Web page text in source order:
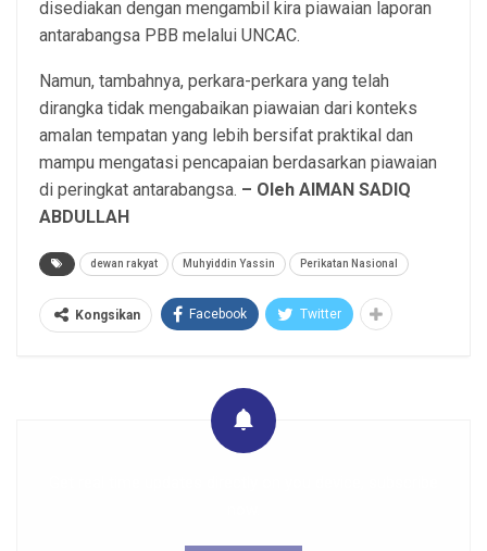
disediakan dengan mengambil kira piawaian laporan
antarabangsa PBB melalui UNCAC.
Namun, tambahnya, perkara-perkara yang telah
dirangka tidak mengabaikan piawaian dari konteks
amalan tempatan yang lebih bersifat praktikal dan
mampu mengatasi pencapaian berdasarkan piawaian
di peringkat antarabangsa. – Oleh AIMAN SADIQ
ABDULLAH
dewan rakyat Muhyiddin Yassin Perikatan Nasional
Kongsikan Facebook Twitter